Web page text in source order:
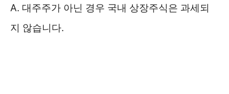
A. 대주주가 아닌 경우 국내 상장주식은 과세되
지 않습니다.